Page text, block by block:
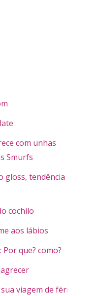
com unhas
Smurfs
gloss, tendência
cochilo
aos lábios
que? como?
viagem de férias